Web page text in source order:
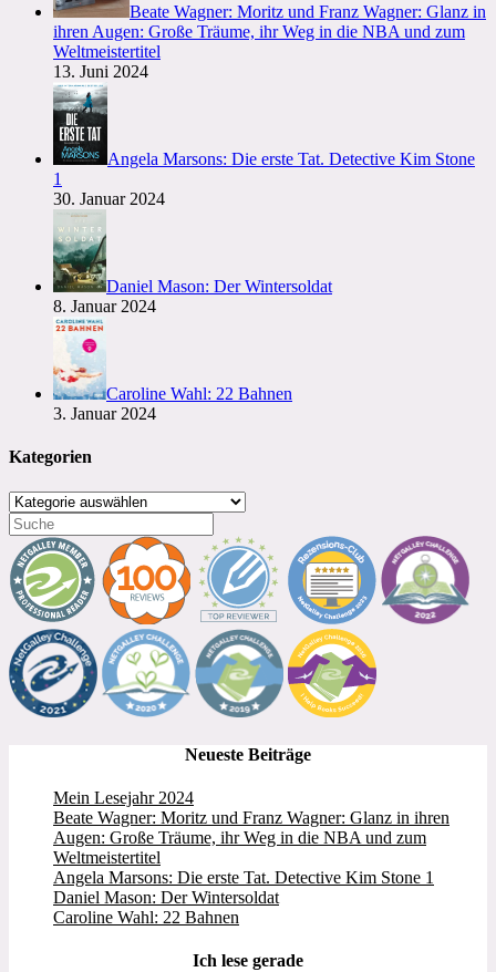
Beate Wagner: Moritz und Franz Wagner: Glanz in
ihren Augen: Große Träume, ihr Weg in die NBA und zum
Weltmeistertitel
13. Juni 2024
Angela Marsons: Die erste Tat. Detective Kim Stone
1
30. Januar 2024
Daniel Mason: Der Wintersoldat
8. Januar 2024
Caroline Wahl: 22 Bahnen
3. Januar 2024
Kategorien
Kategorien
Neueste Beiträge
Mein Lesejahr 2024
Beate Wagner: Moritz und Franz Wagner: Glanz in ihren
Augen: Große Träume, ihr Weg in die NBA und zum
Weltmeistertitel
Angela Marsons: Die erste Tat. Detective Kim Stone 1
Daniel Mason: Der Wintersoldat
Caroline Wahl: 22 Bahnen
Ich lese gerade